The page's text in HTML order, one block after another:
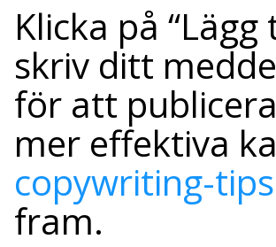
Klicka på
skriv ditt
för att
mer effektiva
copywriting-tips
fram.